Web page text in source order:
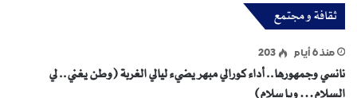
ثقافة و مجتمع
منذ 6 أيام 203
نانسي وجمهورها.. أداء كورالي مبهر يضيء ليالي الغربة (وطن يغني.. لي
السلام… ويا سلام)